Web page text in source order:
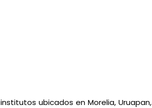
ubicados en Morelia, Uruapan,